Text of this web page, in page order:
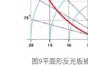
图9平面形反光板